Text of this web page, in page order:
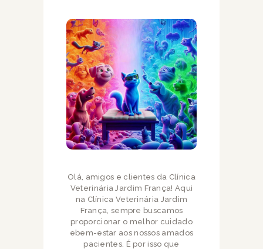
Olá, amigos e clientes da Clínica
Veterinária Jardim França! Aqui
na Clínica Veterinária Jardim
França, sempre buscamos
proporcionar o melhor cuidado
ebem-estar aos nossos amados
pacientes. É por isso que